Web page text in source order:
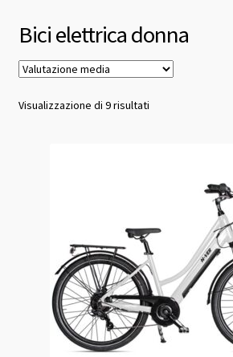
Chi siamo
Bici elettrica donna
Visualizzazione di 9 risultatiValutazione